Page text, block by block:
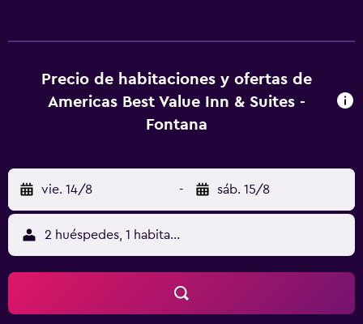
plana de 42 pulgadas con canales por cable de
suscripción. Los huéspedes pueden utilizar los siguientes
negocios incluyen escritorio y teléfono; se ofrecen
llamadas locales gratuitas (pueden existir restricciones).
Las habitaciones también incluyen tabla de planchar con
plancha y artículos de higiene personal gratuitos. Se
ofrece servicio de limpieza todos los días. Los servicios de
ocio y esparcimiento en este motel incluyen una piscina al
Precio de habitaciones y ofertas de
Americas Best Value Inn & Suites -
Fontana
vie. 14/8 - sáb. 15/8
2 huéspedes, 1 habitación